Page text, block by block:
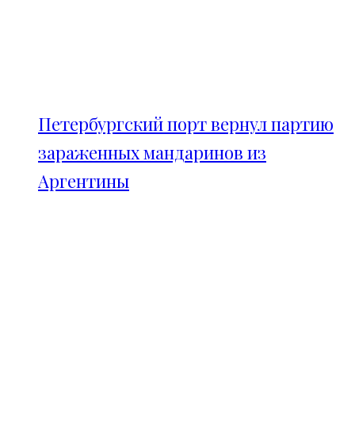
Петербургский порт вернул партию
зараженных мандаринов из
Аргентины